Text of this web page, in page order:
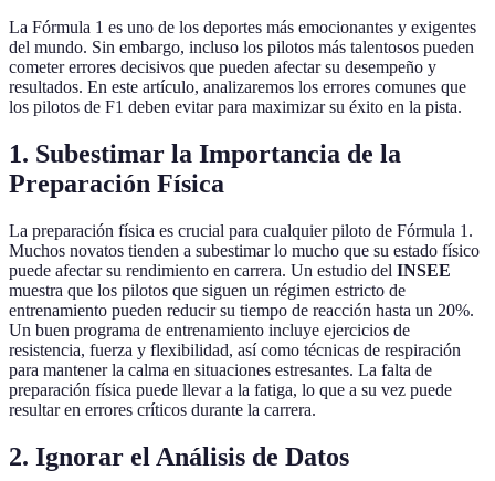
La Fórmula 1 es uno de los deportes más emocionantes y exigentes
del mundo. Sin embargo, incluso los pilotos más talentosos pueden
cometer errores decisivos que pueden afectar su desempeño y
resultados. En este artículo, analizaremos los errores comunes que
los pilotos de F1 deben evitar para maximizar su éxito en la pista.
1. Subestimar la Importancia de la
Preparación Física
La preparación física es crucial para cualquier piloto de Fórmula 1.
Muchos novatos tienden a subestimar lo mucho que su estado físico
puede afectar su rendimiento en carrera. Un estudio del INSEE
muestra que los pilotos que siguen un régimen estricto de
entrenamiento pueden reducir su tiempo de reacción hasta un 20%.
Un buen programa de entrenamiento incluye ejercicios de
resistencia, fuerza y flexibilidad, así como técnicas de respiración
para mantener la calma en situaciones estresantes. La falta de
preparación física puede llevar a la fatiga, lo que a su vez puede
resultar en errores críticos durante la carrera.
2. Ignorar el Análisis de Datos